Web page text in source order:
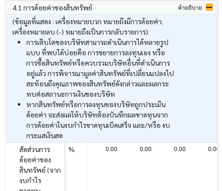
4.1 การด้อยค่าของสินทรัพย์ คำอธิบาย
(ข้อมูลที่แสดง : เครื่องหมายบวก หมายถึงมีการด้อยค่า;
เครื่องหมายลบ (-) หมายถึงเป็นการกลับรายการ)
การเติบโตของบริษัทสามารถดำเนินการได้หลายรูป
แบบ ที่พบได้บ่อยคือ การขยายการลงทุนเอง หรือ
การซื้อสินทรัพย์หรือควบรวมบริษัทอื่นที่ดำเนินการ
อยู่แล้ว การพิจารณามูลค่าสินทรัพย์ที่เปลี่ยนแปลงไป
สะท้อนถึงคุณภาพของสินทรัพย์ดังกล่าวและผลกระ
ทบต่อสถานะการเงินของบริษัท
หากสินทรัพย์หรือการลงทุนของบริษัทถูกประเมิน
ด้อยค่า จะส่งผลให้บริษัทต้องบันทึกผลขาดทุนจาก
การด้อยค่าในงบกำไรขาดทุนเบ็ดเสร็จ และ/หรือ งบ
กระแสเงินสด
สัดส่วนการ
ด้อยค่าของ
สินทรัพย์ (จาก
งบกำไร
% 0.00 0.00 0.00 0.00